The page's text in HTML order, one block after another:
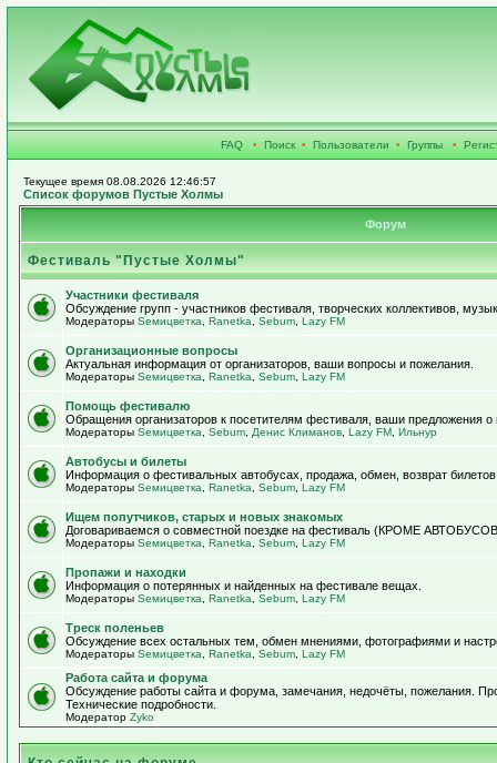
FAQ • Поиск • Пользователи • Группы •
Текущее время 08.08.2026 12:46:57
Список форумов Пустые Холмы
Форум
Фестиваль "Пустые Холмы"
Участники фестиваля
Обсуждение групп - участников фестиваля, творческих коллективов,
Модераторы Sемицветка Ranetka Sebum Lazy FM
Организационные вопросы
Актуальная информация от организаторов, ваши вопросы и пожелания.
Модераторы Sемицветка Ranetka Sebum Lazy FM
Помощь фестивалю
Обращения организаторов к посетителям фестиваля, ваши предложения
Модераторы Sемицветка Sebum Денис Климанов Lazy FM Ильнур
Автобусы и билеты
Информация о фестивальных автобусах, продажа, обмен, возврат
Модераторы Sемицветка Ranetka Sebum Lazy FM
Ищем попутчиков, старых и новых знакомых
Договариваемся о совместной поездке на фестиваль (КРОМЕ
Модераторы Sемицветка Ranetka Sebum Lazy FM
Пропажи и находки
Информация о потерянных и найденных на фестивале вещах.
Модераторы Sемицветка Ranetka Sebum Lazy FM
Треск поленьев
Обсуждение всех остальных тем, обмен мнениями, фотографиями и
Модераторы Sемицветка Ranetka Sebum Lazy FM
Работа сайта и форума
Обсуждение работы сайта и форума, замечания, недочёты, пожелания.
Технические подробности.
Модератор Zyko